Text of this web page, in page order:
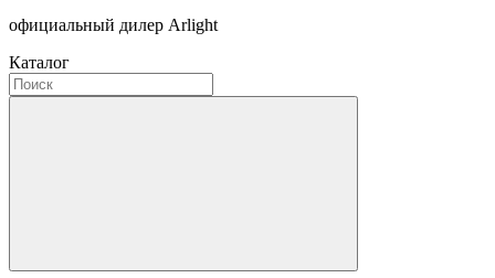
официальный дилер Arlight
Каталог